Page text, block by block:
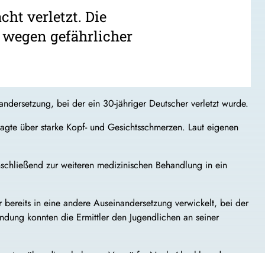
verletzt. Die
gefährlicher
bei der ein 30-jähriger Deutscher verletzt wurde.
über starke Kopf- und Gesichtsschmerzen. Laut eigenen
zur weiteren medizinischen Behandlung in ein
in eine andere Auseinandersetzung verwickelt, bei der
konnten die Ermittler den Jugendlichen an seiner